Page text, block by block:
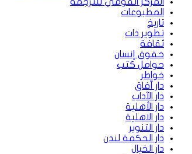
المطبوعات
تاريخ
تطوير ذات
ثقافة
حقوق إنسان
حوامل كتب
خواطر
دار آفاق
دار الآداب
دار الأهلية
دار الاهلية
دار التنوير
دار الحكمة لندن
دار الخيال